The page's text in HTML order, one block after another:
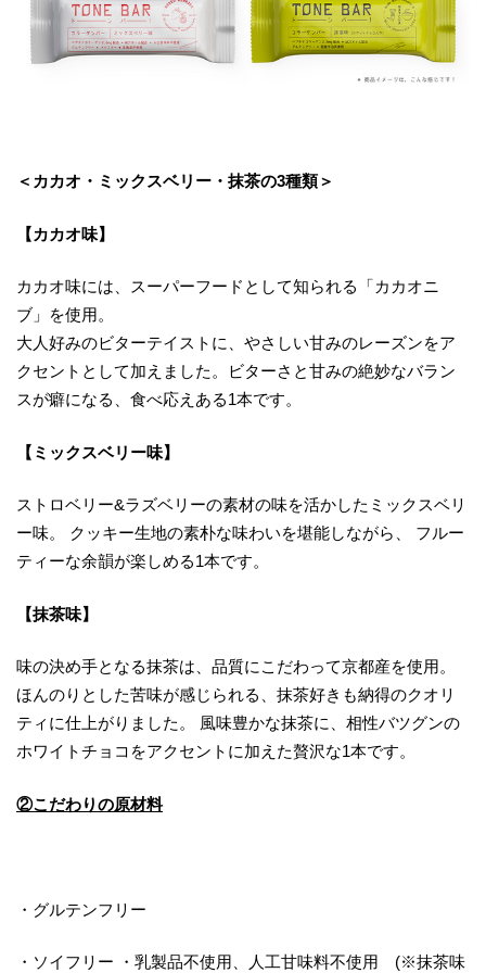
＜カカオ・ミックスベリー・抹茶の3種類＞
【カカオ味】
カカオ味には、スーパーフードとして知られる「カカオニ
ブ」を使用。
大人好みのビターテイストに、やさしい甘みのレーズンをア
クセントとして加えました。ビターさと甘みの絶妙なバラン
スが癖になる、食べ応えある1本です。
【ミックスベリー味】
ストロベリー&ラズベリーの素材の味を活かしたミックスベリ
ー味。 クッキー生地の素朴な味わいを堪能しながら、 フルー
ティーな余韻が楽しめる1本です。
【抹茶味】
味の決め手となる抹茶は、品質にこだわって京都産を使用。
ほんのりとした苦味が感じられる、抹茶好きも納得のクオリ
ティに仕上がりました。 風味豊かな抹茶に、相性バツグンの
ホワイトチョコをアクセントに加えた贅沢な1本です。
②こだわりの原材料
・グルテンフリー
・ソイフリー ・乳製品不使用、人工甘味料不使用 (※抹茶味